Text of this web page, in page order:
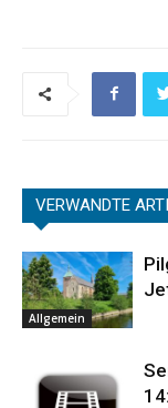
VERWANDTE
Allgemein